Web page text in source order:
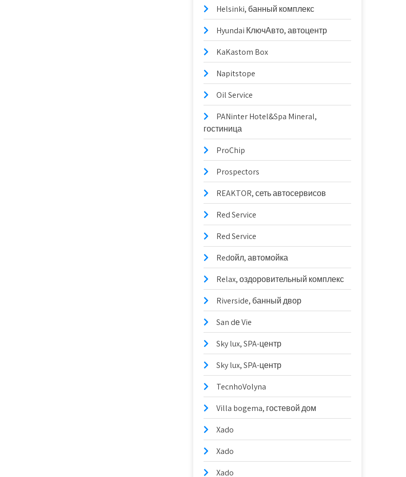
Helsinki, банный комплекс
Hyundai КлючАвто, автоцентр
KaKastom Box
Napitstope
Oil Service
PANinter Hotel&Spa Mineral,
гостиница
ProChip
Prospectors
REAKTOR, сеть автосервисов
Red Service
Red Service
Redойл, автомойка
Relax, оздоровительный комплекс
Riverside, банный двор
San dе Vie
Sky lux, SPA-центр
Sky lux, SPA-центр
TecnhoVolyna
Villa bogema, гостевой дом
Xado
Xado
Xado